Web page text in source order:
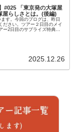
#025 「東京発の大塚屋
屋らしさとは。(後編)
す。今回のブログは、昨日
ださい。ツアー２日目のメイ
ー2日目のサプライズ特典と
した。ところが天気予報を確
2025.12.26